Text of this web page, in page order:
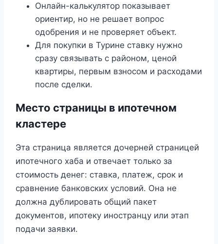
Онлайн-калькулятор показывает
ориентир, но не решает вопрос
одобрения и не проверяет объект.
Для покупки в Турине ставку нужно
сразу связывать с районом, ценой
квартиры, первым взносом и расходами
после сделки.
Место страницы в ипотечном
кластере
Эта страница является дочерней страницей
ипотечного хаба и отвечает только за
стоимость денег: ставка, платеж, срок и
сравнение банковских условий. Она не
должна дублировать общий пакет
документов, ипотеку иностранцу или этап
подачи заявки.